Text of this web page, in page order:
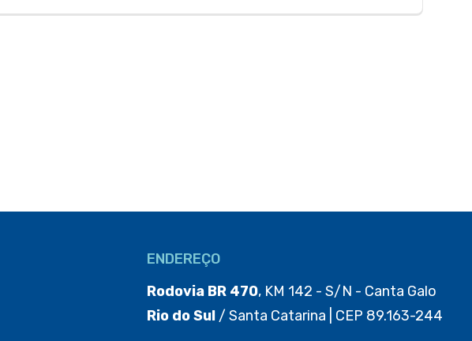
ENDEREÇO
Rodovia BR 470, KM 142 - S/N - Canta Galo
Rio do Sul/ Santa Catarina | CEP 89.163-244